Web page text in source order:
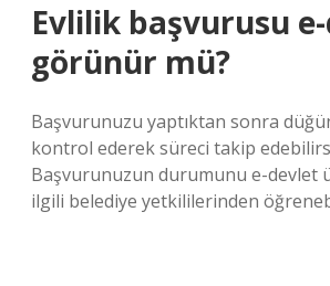
Evlilik başvurusu
görünür mü?
Başvurunuzu yaptıktan sonra
kontrol ederek süreci takip
Başvurunuzun durumunu e-devlet
ilgili belediye yetkililerinden